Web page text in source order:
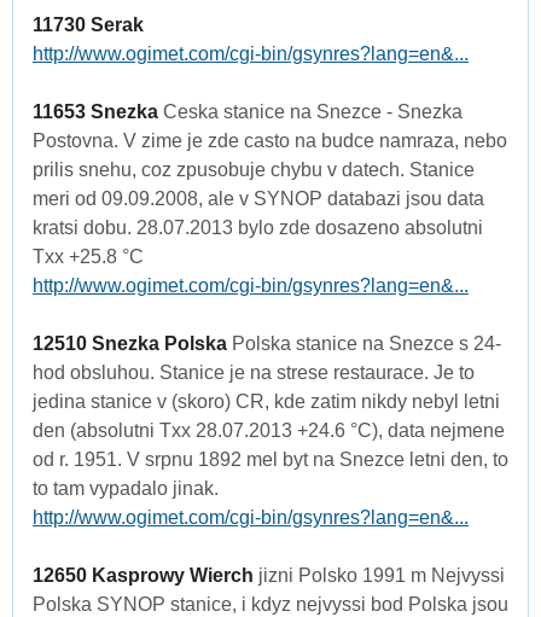
11730 Serak
http://www.ogimet.com/cgi-bin/gsynres?lang=en&...
11653 Snezka Ceska stanice na Snezce - Snezka
Postovna. V zime je zde casto na budce namraza, nebo
prilis snehu, coz zpusobuje chybu v datech. Stanice
meri od 09.09.2008, ale v SYNOP databazi jsou data
kratsi dobu. 28.07.2013 bylo zde dosazeno absolutni
Txx +25.8 °C
http://www.ogimet.com/cgi-bin/gsynres?lang=en&...
12510 Snezka Polska Polska stanice na Snezce s 24-
hod obsluhou. Stanice je na strese restaurace. Je to
jedina stanice v (skoro) CR, kde zatim nikdy nebyl letni
den (absolutni Txx 28.07.2013 +24.6 °C), data nejmene
od r. 1951. V srpnu 1892 mel byt na Snezce letni den, to
to tam vypadalo jinak.
http://www.ogimet.com/cgi-bin/gsynres?lang=en&...
12650 Kasprowy Wierch jizni Polsko 1991 m Nejvyssi
Polska SYNOP stanice, i kdyz nejvyssi bod Polska jsou